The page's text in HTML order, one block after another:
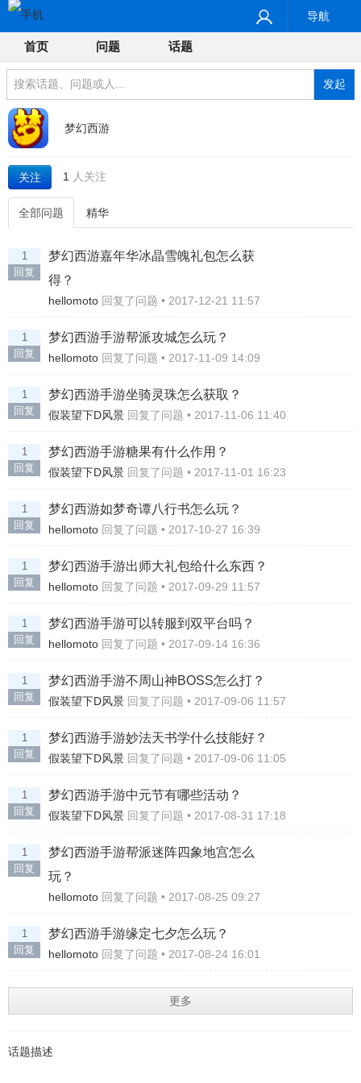
导航
首页 问题 话题
发起
梦幻西游
关注 1 人关注
全部问题 精华
1
回复
梦幻西游嘉年华冰晶雪魄礼包怎么获
得？
hellomoto 回复了问题 • 2017-12-21 11:57
1
回复
梦幻西游手游帮派攻城怎么玩？
hellomoto 回复了问题 • 2017-11-09 14:09
1
回复
梦幻西游手游坐骑灵珠怎么获取？
假装望下D风景 回复了问题 • 2017-11-06 11:40
1
回复
梦幻西游手游糖果有什么作用？
假装望下D风景 回复了问题 • 2017-11-01 16:23
1
回复
梦幻西游如梦奇谭八行书怎么玩？
hellomoto 回复了问题 • 2017-10-27 16:39
1
回复
梦幻西游手游出师大礼包给什么东西？
hellomoto 回复了问题 • 2017-09-29 11:57
1
回复
梦幻西游手游可以转服到双平台吗？
hellomoto 回复了问题 • 2017-09-14 16:36
1
回复
梦幻西游手游不周山神BOSS怎么打？
假装望下D风景 回复了问题 • 2017-09-06 11:57
1
回复
梦幻西游手游妙法天书学什么技能好？
假装望下D风景 回复了问题 • 2017-09-06 11:05
1
回复
梦幻西游手游中元节有哪些活动？
假装望下D风景 回复了问题 • 2017-08-31 17:18
1
回复
梦幻西游手游帮派迷阵四象地宫怎么
玩？
hellomoto 回复了问题 • 2017-08-25 09:27
1
回复
梦幻西游手游缘定七夕怎么玩？
hellomoto 回复了问题 • 2017-08-24 16:01
更多
话题描述